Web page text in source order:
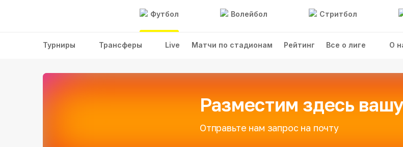
Футбол Волейбол Стритбол
Турниры Трансферы Live Матчи по стадионам Рейтинг Все о лиге О
Разместим здесь
Отправьте нам запрос на почту